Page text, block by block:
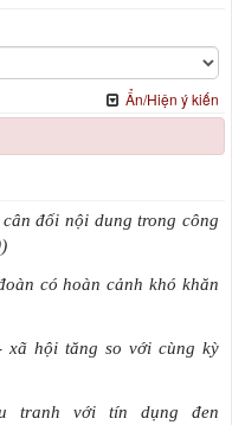
Ẩn/Hiện ý kiến
đối nội dung trong công
có hoàn cảnh khó khăn
xã hội tăng so với cùng kỳ
tranh với tín dụng đen